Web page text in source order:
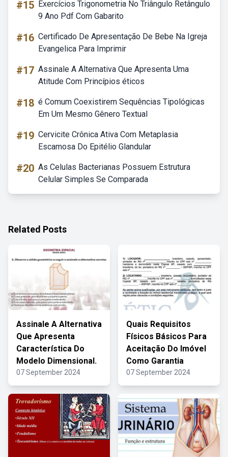
#15 Exercícios Trigonometria No Triângulo Retângulo
9 Ano Pdf Com Gabarito
#16 Certificado De Apresentação De Bebe Na Igreja
Evangelica Para Imprimir
#17 Assinale A Alternativa Que Apresenta Uma
Atitude Com Princípios éticos
#18 é Comum Coexistirem Sequências Tipológicas
Em Um Mesmo Gênero Textual
#19 Cervicite Crônica Ativa Com Metaplasia
Escamosa Do Epitélio Glandular
#20 As Celulas Bacterianas Possuem Estrutura
Celular Simples Se Comparada
Related Posts
Assinale A Alternativa
Que Apresenta
Característica Do
Modelo Dimensional.
07 September 2024
Quais Requisitos
Físicos Básicos Para
Aceitação Do Imóvel
Como Garantia
07 September 2024